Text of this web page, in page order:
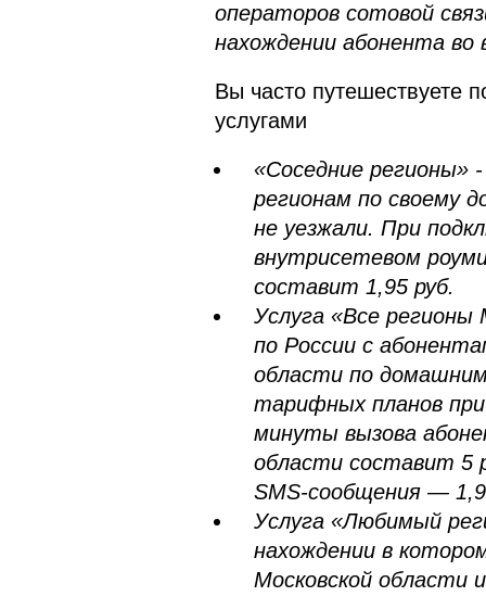
операторов сотовой
нахождении абонента
Вы часто путешествуете
услугами
«Соседние регионы»
регионам по своему
не уезжали. При
внутрисетевом
составит 1,95 руб.
Услуга «Все
по России с
области по
тарифных планов
минуты вызова
области составит 5
SMS-сообщения —
Услуга «Любимый
нахождении в
Московской области